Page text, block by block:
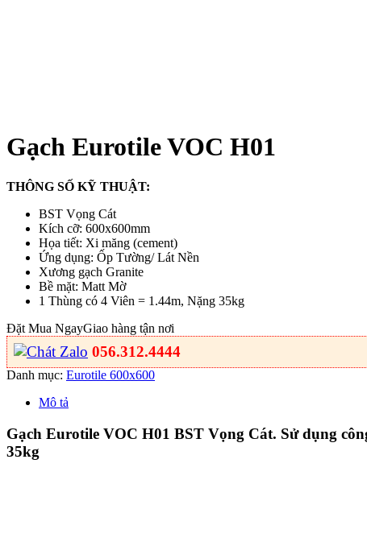
Gạch Eurotile VOC H01
THÔNG SỐ KỸ THUẬT:
BST Vọng Cát
Kích cỡ: 600x600mm
Họa tiết: Xi măng (cement)
Ứng dụng: Ốp Tường/ Lát Nền
Xương gạch Granite
Bề mặt: Matt Mờ
1 Thùng có 4 Viên = 1.44m, Nặng 35kg
Đặt Mua NgayGiao hàng tận nơi
056.312.4444
Danh mục: Eurotile 600x600
Mô tả
Gạch Eurotile VOC H01 BST Vọng Cát. Sử dụng
35kg